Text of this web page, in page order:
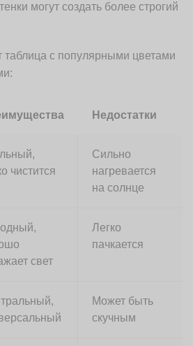
могут создать более строгий
таблица с популярными цветами
Недостатки
чистится
Сильно
нагревается
на солнце
свет
Легко
пачкается
Может быть
скучным